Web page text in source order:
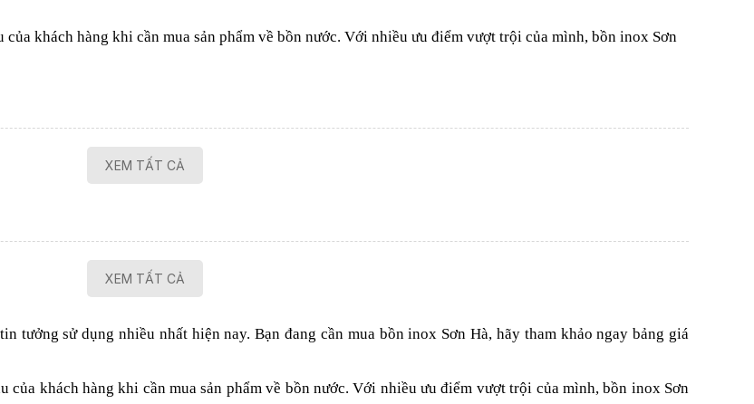
khách hàng khi cần mua sản phẩm về bồn nước. Với nhiều ưu điểm vượt trội của mình, bồn inox Sơn
XEM TẤT CẢ
XEM TẤT CẢ
tưởng sử dụng nhiều nhất hiện nay. Bạn đang cần mua bồn inox Sơn Hà, hãy tham khảo ngay bảng giá
của khách hàng khi cần mua sản phẩm về bồn nước. Với nhiều ưu điểm vượt trội của mình, bồn inox Sơn